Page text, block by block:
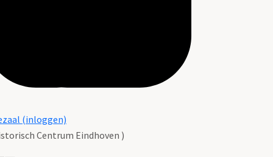
(inloggen)
Centrum Eindhoven )